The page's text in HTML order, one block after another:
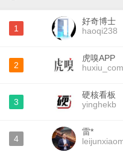
1
好奇博士
haoqi238
2
虎嗅APP
huxiu_com
3
硬核看板
yinghekb
4
雷*